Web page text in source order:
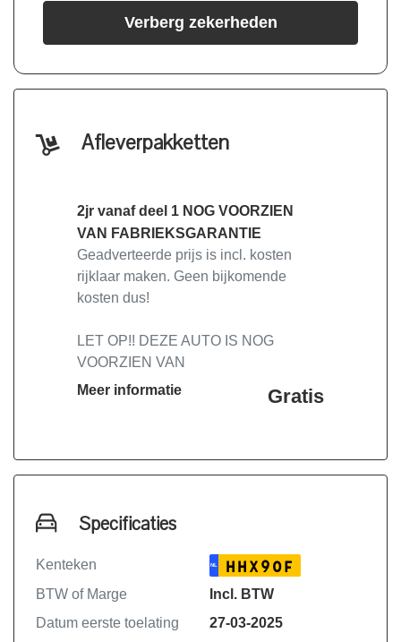
Verberg zekerheden
Afleverpakketten
2jr vanaf deel 1 NOG VOORZIEN
VAN FABRIEKSGARANTIE
Geadverteerde prijs is incl. kosten
rijklaar maken. Geen bijkomende
kosten dus!
LET OP!! DEZE AUTO IS NOG
VOORZIEN VAN
FABRIEKSGARANTIE, LET OP!!
Deze auto heeft standaard 2 jaar
-Onderhoudsbeurt volgens
FABRIEKSOPGAVE IVM
FABRIEKSGARANTIE!
-48 maand APK vanaf deel 1
-Complete kwaliteitscontrole
Meer informatie Gratis
Specificaties
Kenteken NL HHX90F
BTW of Marge
Incl. BTW
Datum eerste toelating
27-03-2025